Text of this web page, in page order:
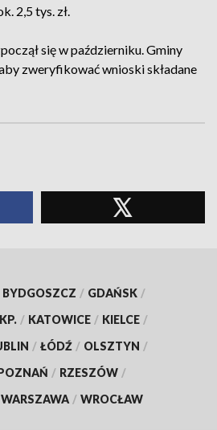
2,5 tys. zł.
się w październiku. Gminy
zweryfikować wnioski składane
BYDGOSZCZ / GDAŃSK /
/ KATOWICE / KIELCE /
/ ŁÓDŹ / OLSZTYN /
/ RZESZÓW /
WARSZAWA / WROCŁAW